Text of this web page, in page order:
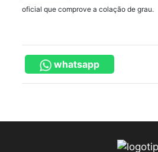
oficial que comprove a colação de grau.
whatsapp